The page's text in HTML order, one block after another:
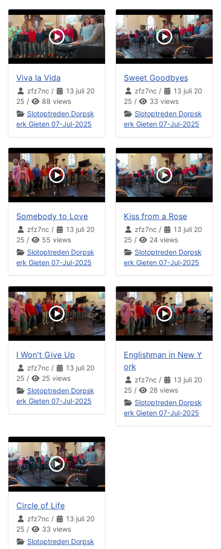
Viva la Vida
zfz7nc /
13 juli 20
25 /
88 views
Slotoptreden Dorpsk
erk Gieten 07-Jul-2025
Sweet Goodbyes
zfz7nc /
13 juli 20
25 /
33 views
Slotoptreden Dorpsk
erk Gieten 07-Jul-2025
Somebody to Love
zfz7nc /
13 juli 20
25 /
55 views
Slotoptreden Dorpsk
erk Gieten 07-Jul-2025
Kiss from a Rose
zfz7nc /
13 juli 20
25 /
24 views
Slotoptreden Dorpsk
erk Gieten 07-Jul-2025
I Won't Give Up
zfz7nc /
13 juli 20
25 /
25 views
Slotoptreden Dorpsk
erk Gieten 07-Jul-2025
Englishman in New Y
ork
zfz7nc /
13 juli 20
25 /
28 views
Slotoptreden Dorpsk
erk Gieten 07-Jul-2025
Circle of Life
zfz7nc /
13 juli 20
25 /
33 views
Slotoptreden Dorpsk